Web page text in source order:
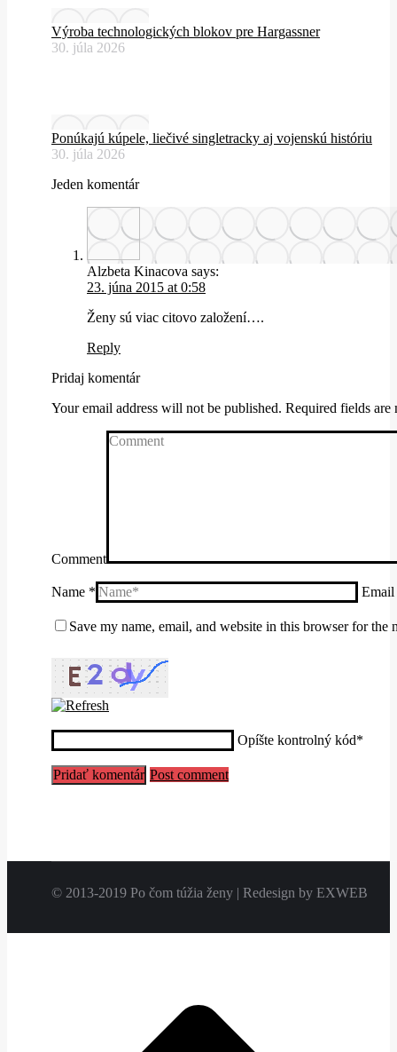
Výroba technologických blokov pre Hargassner
30. júla 2026
Ponúkajú kúpele, liečivé singletracky aj vojenskú históriu
30. júla 2026
Jeden komentár
Alzbeta Kinacova says:
23. júna 2015 at 0:58
Ženy sú viac citovo založení….
Reply
Pridaj komentár
Your email address will not be published. Required fields are
Comment
Name *
Save my name, email, and website in this browser for the
Opíšte kontrolný kód*
Post comment
© 2013-2019 Po čom túžia ženy | Redesign by EXWEB